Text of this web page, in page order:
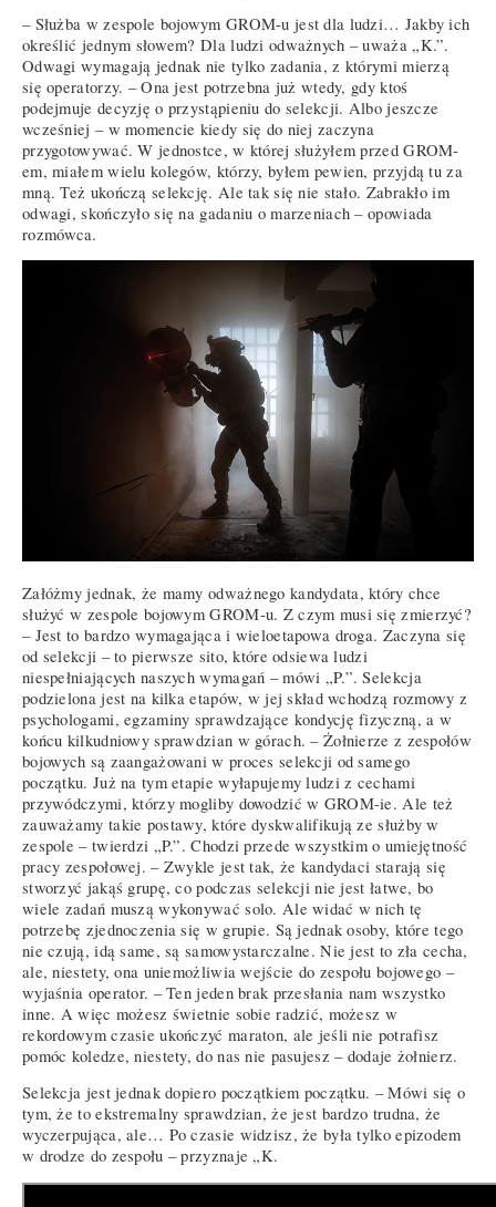
– Służba w zespole bojowym GROM-u jest dla ludzi… Jakby ich
określić jednym słowem? Dla ludzi odważnych – uważa „K.”.
Odwagi wymagają jednak nie tylko zadania, z którymi mierzą
się operatorzy. – Ona jest potrzebna już wtedy, gdy ktoś
podejmuje decyzję o przystąpieniu do selekcji. Albo jeszcze
wcześniej – w momencie kiedy się do niej zaczyna
przygotowywać. W jednostce, w której służyłem przed GROM-
em, miałem wielu kolegów, którzy, byłem pewien, przyjdą tu za
mną. Też ukończą selekcję. Ale tak się nie stało. Zabrakło im
odwagi, skończyło się na gadaniu o marzeniach – opowiada
rozmówca.
Załóżmy jednak, że mamy odważnego kandydata, który chce
służyć w zespole bojowym GROM-u. Z czym musi się zmierzyć?
– Jest to bardzo wymagająca i wieloetapowa droga. Zaczyna się
od selekcji – to pierwsze sito, które odsiewa ludzi
niespełniających naszych wymagań – mówi „P.”. Selekcja
podzielona jest na kilka etapów, w jej skład wchodzą rozmowy z
psychologami, egzaminy sprawdzające kondycję fizyczną, a w
końcu kilkudniowy sprawdzian w górach. – Żołnierze z zespołów
bojowych są zaangażowani w proces selekcji od samego
początku. Już na tym etapie wyłapujemy ludzi z cechami
przywódczymi, którzy mogliby dowodzić w GROM-ie. Ale też
zauważamy takie postawy, które dyskwalifikują ze służby w
zespole – twierdzi „P.”. Chodzi przede wszystkim o umiejętność
pracy zespołowej. – Zwykle jest tak, że kandydaci starają się
stworzyć jakąś grupę, co podczas selekcji nie jest łatwe, bo
wiele zadań muszą wykonywać solo. Ale widać w nich tę
potrzebę zjednoczenia się w grupie. Są jednak osoby, które tego
nie czują, idą same, są samowystarczalne. Nie jest to zła cecha,
ale, niestety, ona uniemożliwia wejście do zespołu bojowego –
wyjaśnia operator. – Ten jeden brak przesłania nam wszystko
inne. A więc możesz świetnie sobie radzić, możesz w
rekordowym czasie ukończyć maraton, ale jeśli nie potrafisz
pomóc koledze, niestety, do nas nie pasujesz – dodaje żołnierz.
Selekcja jest jednak dopiero początkiem początku. – Mówi się o
tym, że to ekstremalny sprawdzian, że jest bardzo trudna, że
wyczerpująca, ale… Po czasie widzisz, że była tylko epizodem
w drodze do zespołu – przyznaje „K.